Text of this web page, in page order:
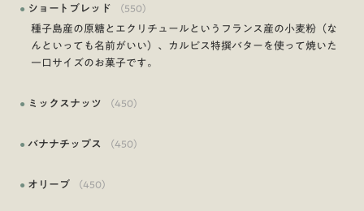
● ショートブレッド （550）
種子島産の原糖とエクリチュールというフランス産の小麦粉（な
んといっても名前がいい）、カルピス特撰バターを使って焼いた
一口サイズのお菓子です。
● ミックスナッツ （450）
● バナナチップス （450）
● オリーブ （450）